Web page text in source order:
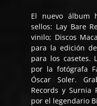
El nuevo álbum
sellos: Lay Bare
vinilo; Discos
para la edición
para los casetes.
por la fotógrafa
Óscar Soler.
Records y Surnia
por el legendario